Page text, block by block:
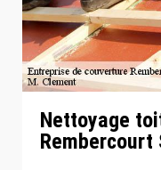
Nettoyage
Rembercourt